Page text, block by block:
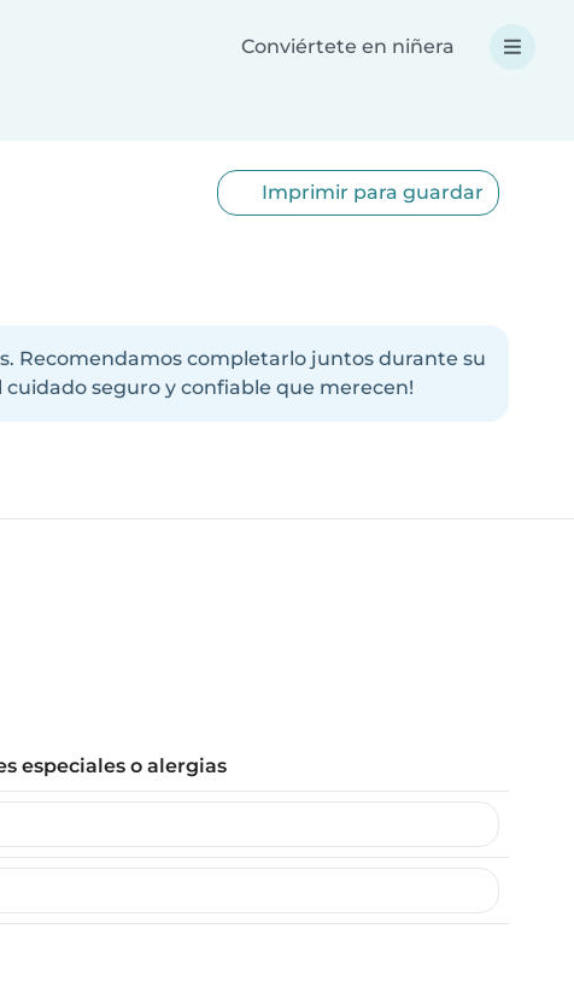
Conviértete en niñera
Imprimir para guardar
Recomendamos completarlo juntos durante su
seguro y confiable que merecen!
especiales o alergias